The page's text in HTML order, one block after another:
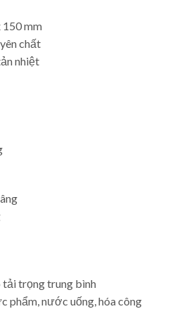
mm
chất
nhiệt
tải trọng trung bình
phẩm, nước uống, hóa công